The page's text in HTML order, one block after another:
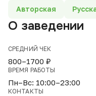
Авторская
О заведении
СРЕДНИЙ ЧЕК
800–1700 ₽
ВРЕМЯ РАБОТЫ
Пн–Вс: 10:00–23:00
КОНТАКТЫ